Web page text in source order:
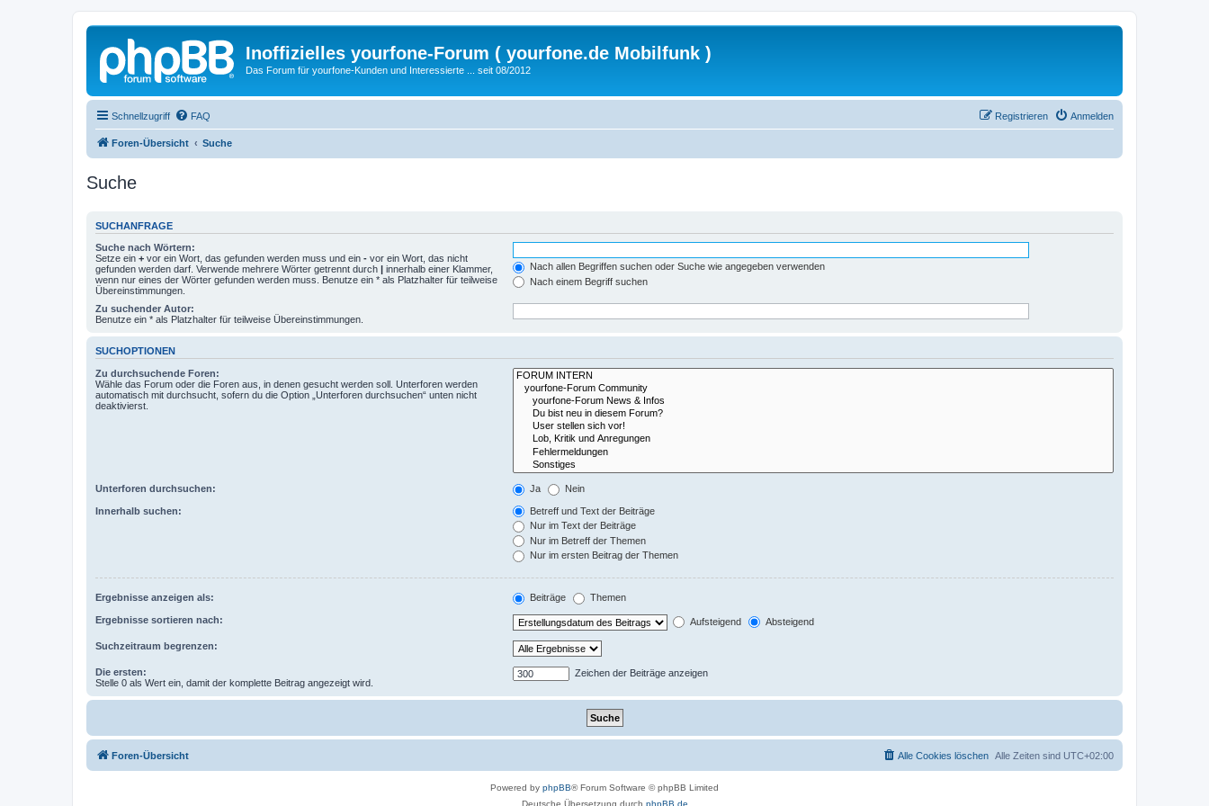
Inoffizielles yourfone-Forum ( yourfone.de Mobilfunk )
Das Forum für yourfone-Kunden und Interessierte ... seit 08/2012
Schnellzugriff FAQ Anmelden
Registrieren
Foren-Übersicht Suche
Suche
SUCHANFRAGE
Suche nach Wörtern:
Setze ein + vor ein Wort, das gefunden werden muss und ein - vor ein Wort, das nicht
gefunden werden darf. Verwende mehrere Wörter getrennt durch | innerhalb einer Klammer,
wenn nur eines der Wörter gefunden werden muss. Benutze ein * als Platzhalter für teilweise
Übereinstimmungen.
Nach allen Begriffen suchen oder Suche wie angegeben verwenden
Nach einem Begriff suchen
Zu suchender Autor:
Benutze ein * als Platzhalter für teilweise Übereinstimmungen.
SUCHOPTIONEN
Zu durchsuchende Foren:
Wähle das Forum oder die Foren aus, in denen gesucht werden soll. Unterforen werden
automatisch mit durchsucht, sofern du die Option „Unterforen durchsuchen“ unten nicht
deaktivierst.
Unterforen durchsuchen: Ja Nein
Innerhalb suchen:
Betreff und Text der Beiträge
Nur im Text der Beiträge
Nur im Betreff der Themen
Nur im ersten Beitrag der Themen
Ergebnisse anzeigen als: Beiträge Themen
Ergebnisse sortieren nach: Aufsteigend Absteigend
Suchzeitraum begrenzen:
Die ersten:
Stelle 0 als Wert ein, damit der komplette Beitrag angezeigt wird.
Zeichen der Beiträge anzeigen
Foren-Übersicht Alle Zeiten sind UTC+02:00
Alle Cookies löschen
Powered by phpBB® Forum Software © phpBB Limited
Deutsche Übersetzung durch phpBB.de